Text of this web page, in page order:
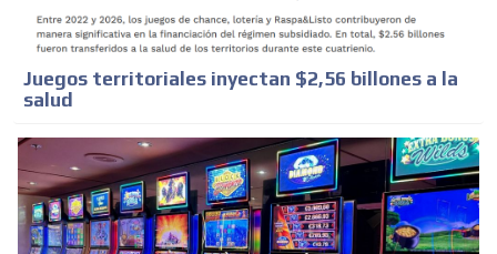
Juegos territoriales inyectan $2,56 billones a la
salud